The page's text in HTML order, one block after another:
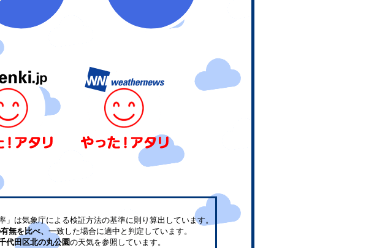
」は気象庁による検証方法の基準に則り算出しています。
無を比べ、 一致した場合に適中と判定しています。
代田区北の丸公園の天気を参照しています。